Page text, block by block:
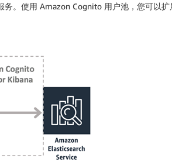
。使用 Amazon Cognito 用户池，您可以